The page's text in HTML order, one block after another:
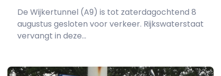
De Wijkertunnel (A9) is tot zaterdagochtend 8
augustus gesloten voor verkeer. Rijkswaterstaat
vervangt in deze...